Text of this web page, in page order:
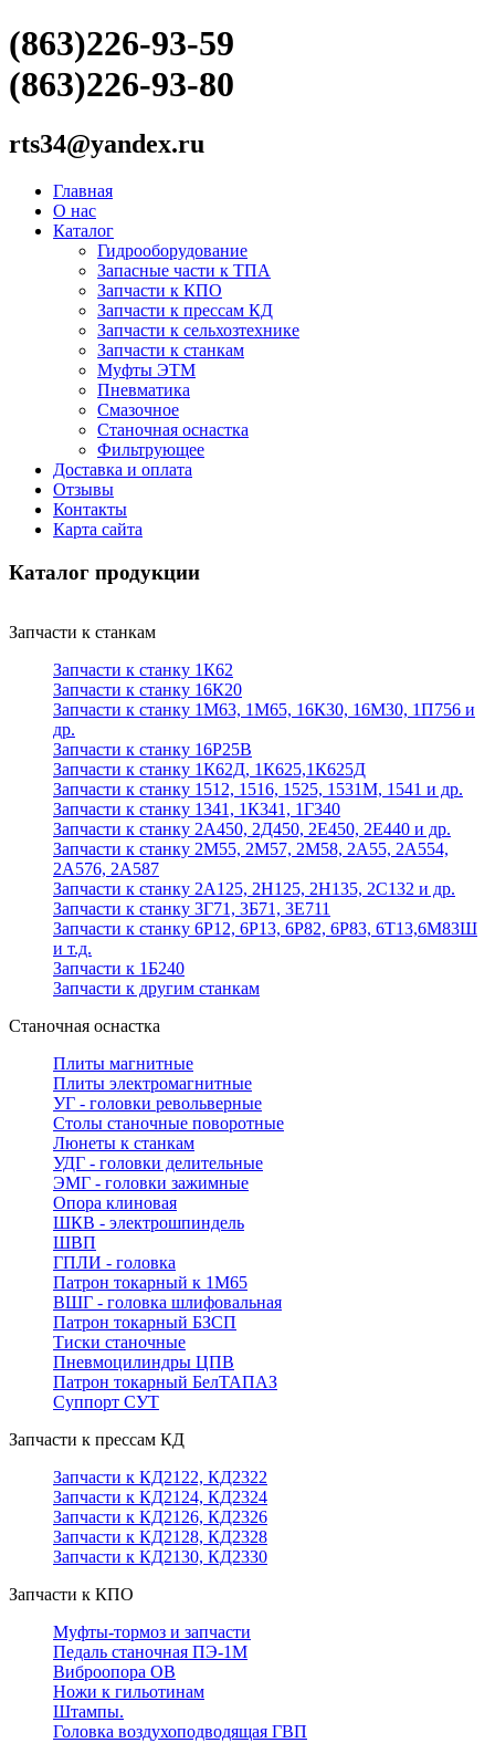
(863)226-93-59
(863)226-93-80
rts34@yandex.ru
Главная
О нас
Каталог
Гидрооборудование
Запасные части к ТПА
Запчасти к КПО
Запчасти к прессам КД
Запчасти к сельхозтехнике
Запчасти к станкам
Муфты ЭТМ
Пневматика
Смазочное
Станочная оснастка
Фильтрующее
Доставка и оплата
Отзывы
Контакты
Карта сайта
Каталог продукции
Запчасти к станкам
Запчасти к станку 1К62
Запчасти к станку 16К20
Запчасти к станку 1М63, 1М65, 16К30, 16М30, 1П756 и
др.
Запчасти к станку 16Р25В
Запчасти к станку 1К62Д, 1К625,1К625Д
Запчасти к станку 1512, 1516, 1525, 1531М, 1541 и др.
Запчасти к станку 1341, 1К341, 1Г340
Запчасти к станку 2А450, 2Д450, 2Е450, 2Е440 и др.
Запчасти к станку 2М55, 2М57, 2М58, 2А55, 2А554,
2А576, 2А587
Запчасти к станку 2А125, 2Н125, 2Н135, 2С132 и др.
Запчасти к станку 3Г71, 3Б71, 3Е711
Запчасти к станку 6Р12, 6Р13, 6Р82, 6Р83, 6Т13,6М83Ш
и т.д.
Запчасти к 1Б240
Запчасти к другим станкам
Станочная оснастка
Плиты магнитные
Плиты электромагнитные
УГ - головки револьверные
Столы станочные поворотные
Люнеты к станкам
УДГ - головки делительные
ЭМГ - головки зажимные
Опора клиновая
ШКВ - электрошпиндель
ШВП
ГПЛИ - головка
Патрон токарный к 1М65
ВШГ - головка шлифовальная
Патрон токарный БЗСП
Тиски станочные
Пневмоцилиндры ЦПВ
Патрон токарный БелТАПАЗ
Суппорт СУТ
Запчасти к прессам КД
Запчасти к КД2122, КД2322
Запчасти к КД2124, КД2324
Запчасти к КД2126, КД2326
Запчасти к КД2128, КД2328
Запчасти к КД2130, КД2330
Запчасти к КПО
Муфты-тормоз и запчасти
Педаль станочная ПЭ-1М
Виброопора ОВ
Ножи к гильотинам
Штампы.
Головка воздухоподводящая ГВП